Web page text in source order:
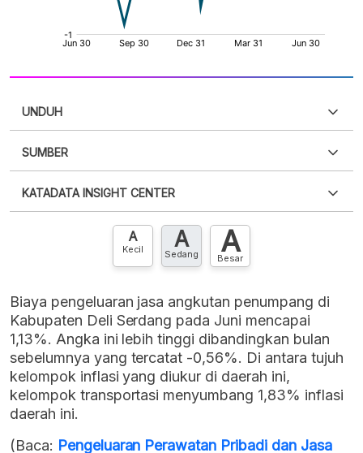
UNDUH
XLS
SUMBER
punya akun?Silakan Daftar sekarang
KATADATA INSIGHT CENTER
Hubungi sekarang »
A
Kecil A
Sedang A
Besar
Biaya pengeluaran jasa angkutan penumpang di
Kabupaten Deli Serdang pada Juni mencapai
1,13%. Angka ini lebih tinggi dibandingkan bulan
sebelumnya yang tercatat -0,56%. Di antara tujuh
kelompok inflasi yang diukur di daerah ini,
kelompok transportasi menyumbang 1,83% inflasi
daerah ini.
(Baca: Pengeluaran Perawatan Pribadi dan Jasa